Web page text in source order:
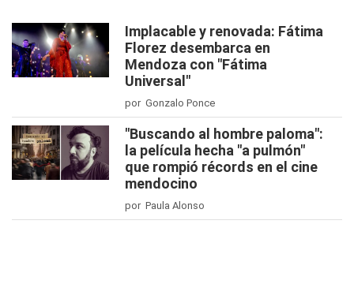
Implacable y renovada: Fátima
Florez desembarca en
Mendoza con "Fátima
Universal"
por Gonzalo Ponce
"Buscando al hombre paloma":
la película hecha "a pulmón"
que rompió récords en el cine
mendocino
por Paula Alonso